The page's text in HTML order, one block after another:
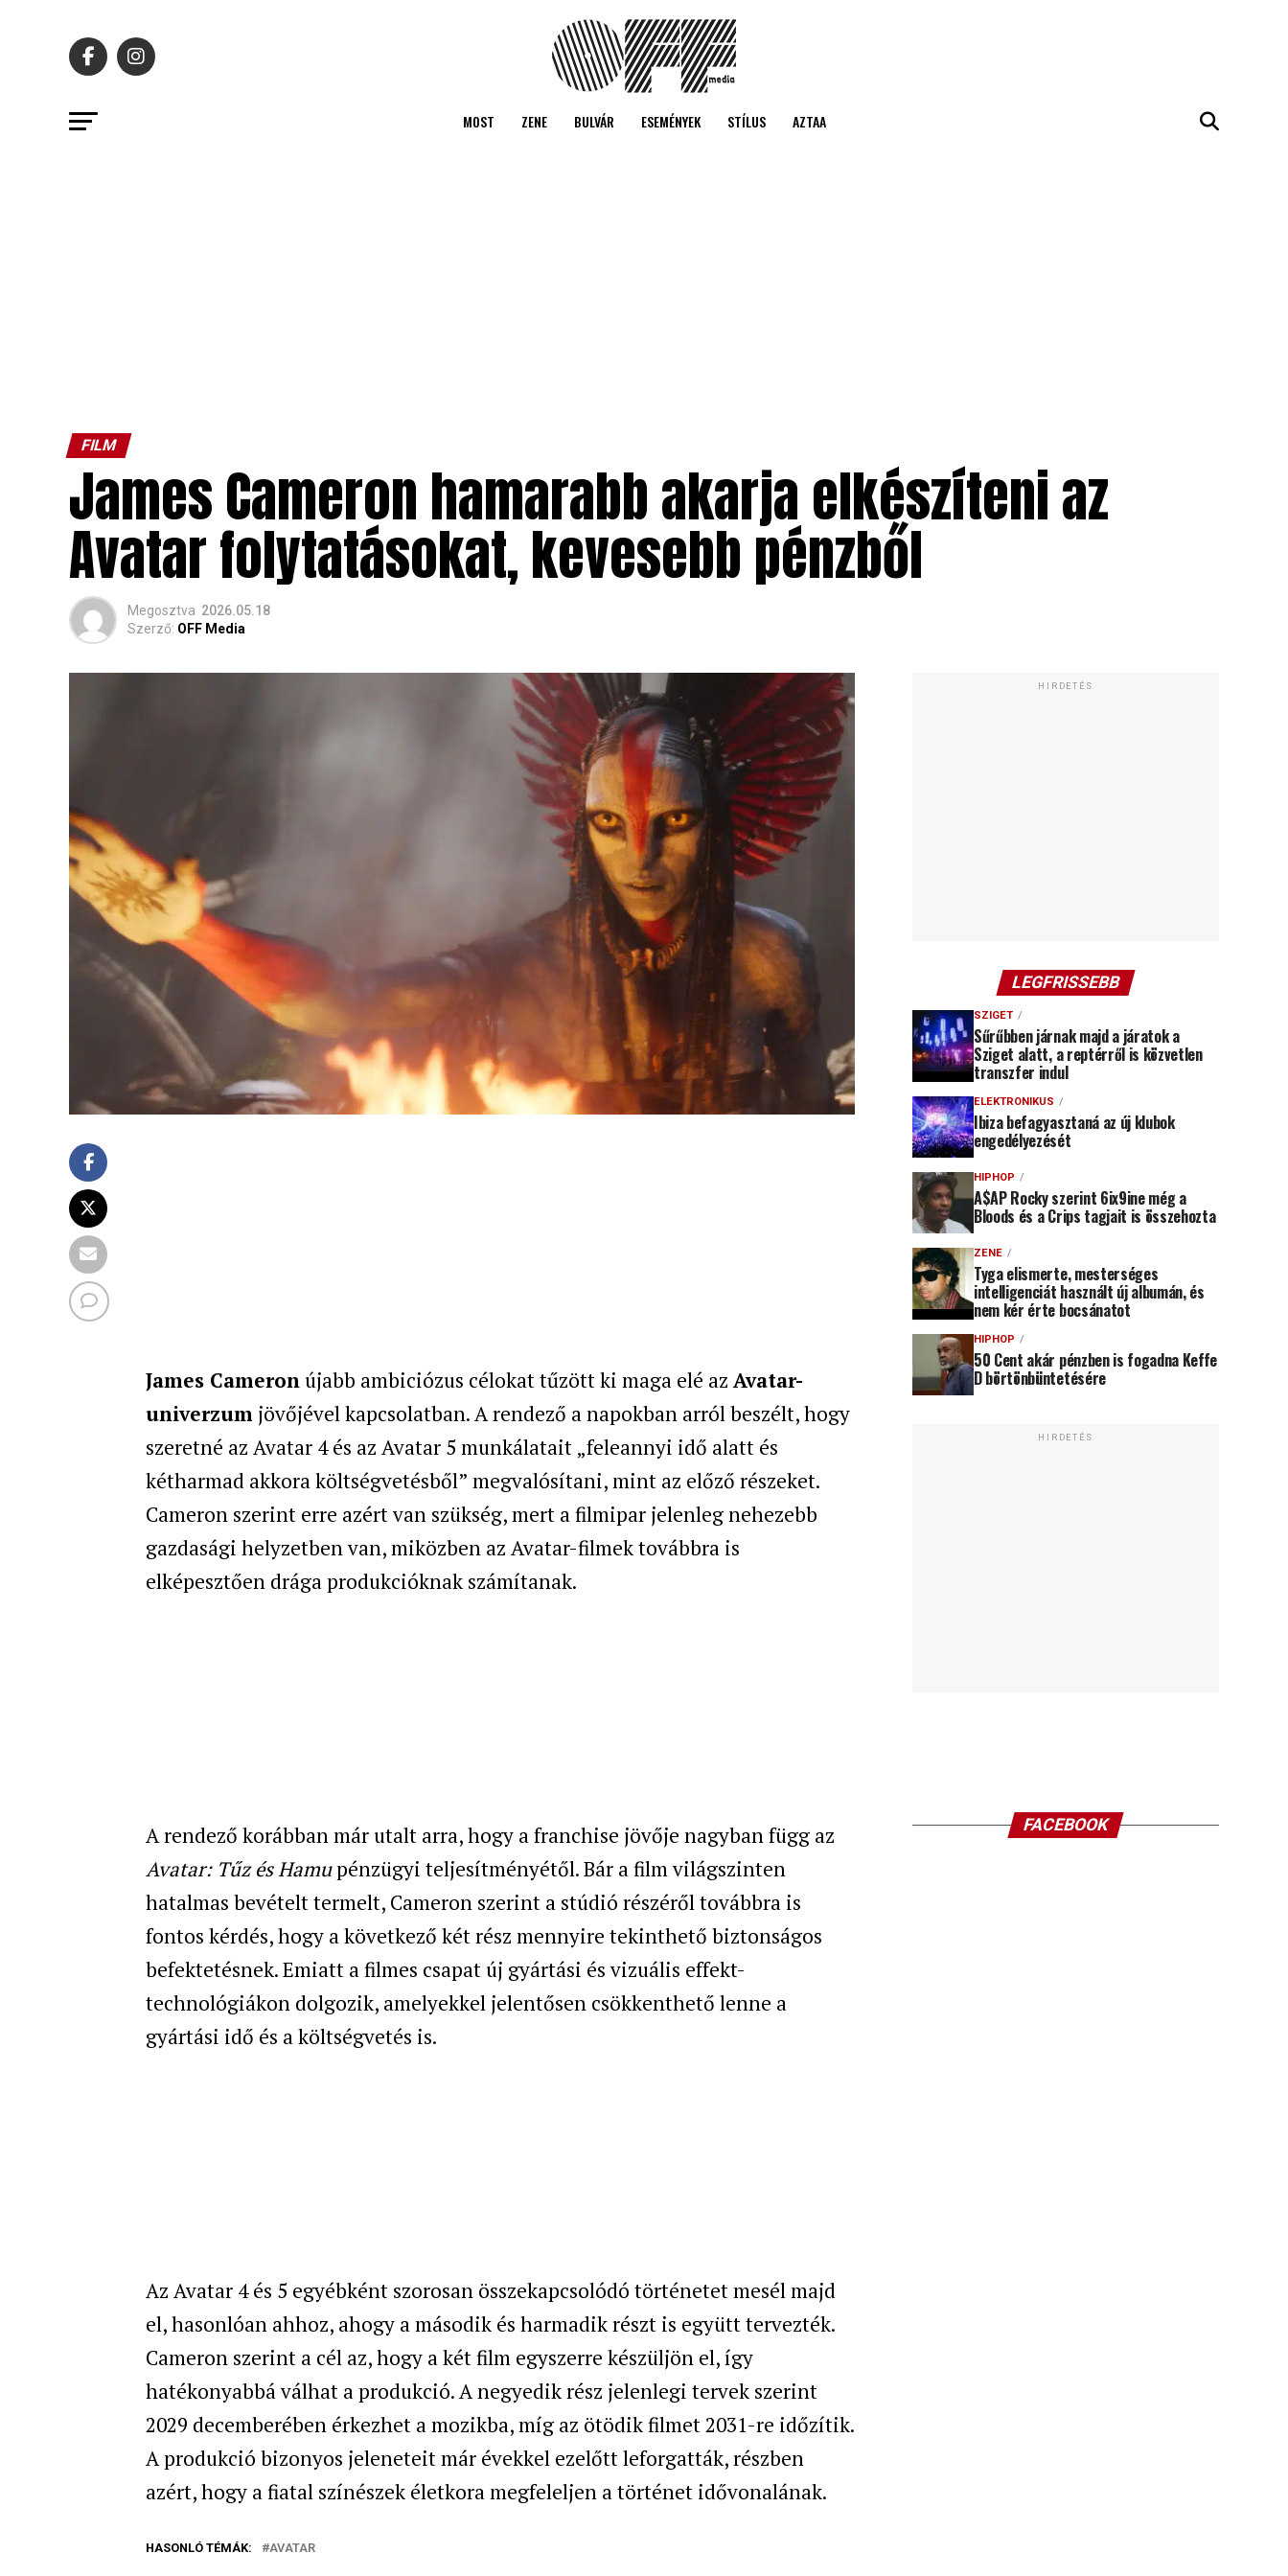
MOST ZENE BULVÁR ESEMÉNYEK STÍLUS AZTAA
FILM
James Cameron hamarabb akarja elkészíteni az
Avatar folytatásokat, kevesebb pénzből
Megosztva 2026.05.18
Szerző: OFF Media
James Cameronújabb ambiciózus célokat tűzött ki maga elé azAvatar-
univerzum jövőjével kapcsolatban. A rendező a napokban arról beszélt, hogy
szeretné az Avatar 4 és az Avatar 5 munkálatait „feleannyi idő alatt és
kétharmad akkora költségvetésből” megvalósítani, mint az előző részeket.
Cameron szerint erre azért van szükség, mert a filmipar jelenleg nehezebb
gazdasági helyzetben van, miközben az Avatar-filmek továbbra is
elképesztően drága produkcióknak számítanak.
A rendező korábban már utalt arra, hogy a franchise jövője nagyban függ az
Avatar: Tűz és Hamupénzügyi teljesítményétől. Bár a film világszinten
hatalmas bevételt termelt, Cameron szerint a stúdió részéről továbbra is
fontos kérdés, hogy a következő két rész mennyire tekinthető biztonságos
befektetésnek. Emiatt a filmes csapat új gyártási és vizuális effekt-
technológiákon dolgozik, amelyekkel jelentősen csökkenthető lenne a
gyártási idő és a költségvetés is.
Az Avatar 4 és 5 egyébként szorosan összekapcsolódó történetet mesél majd
el, hasonlóan ahhoz, ahogy a második és harmadik részt is együtt tervezték.
Cameron szerint a cél az, hogy a két film egyszerre készüljön el, így
hatékonyabbá válhat a produkció. A negyedik rész jelenlegi tervek szerint
2029 decemberében érkezhet a mozikba, míg az ötödik filmet 2031-re időzítik.
A produkció bizonyos jeleneteit már évekkel ezelőtt leforgatták, részben
azért, hogy a fiatal színészek életkora megfeleljen a történet idővonalának.
HASONLÓ TÉMÁK: AVATAR
HIRDETÉS
LEGFRISSEBB
SZIGET
Sűrűbben járnak majd a járatok a
Sziget alatt, a reptérről is közvetlen
transzfer indul
ELEKTRONIKUS
Ibiza befagyasztaná az új klubok
engedélyezését
HIPHOP
A$AP Rocky szerint 6ix9ine még a
Bloods és a Crips tagjait is összehozta
ZENE
Tyga elismerte, mesterséges
intelligenciát használt új albumán, és
nem kér érte bocsánatot
HIPHOP
50 Cent akár pénzben is fogadna Keffe
D börtönbüntetésére
HIRDETÉS
FACEBOOK